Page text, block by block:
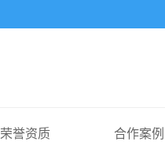
荣誉资质 合作案例